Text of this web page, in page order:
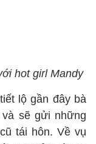
hot girl Mandy
lộ gần đây bà
sẽ gửi những
tái hôn. Về vụ